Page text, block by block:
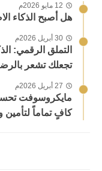
12 مايو 2026م
هل أصبح الذكاء
30 أبريل 2026م
التملق الرقمي:
تجعلك تشعر
27 أبريل 2026م
كافٍ تماماً لتأمين